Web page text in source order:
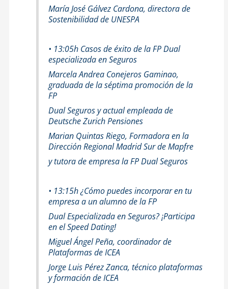
María José Gálvez Cardona, directora de
Sostenibilidad de UNESPA
• 13:05h Casos de éxito de la FP Dual
especializada en Seguros
Marcela Andrea Conejeros Gaminao,
graduada de la séptima promoción de la
FP
Dual Seguros y actual empleada de
Deutsche Zurich Pensiones
Marian Quintas Riego, Formadora en la
Dirección Regional Madrid Sur de Mapfre
y tutora de empresa la FP Dual Seguros
• 13:15h ¿Cómo puedes incorporar en tu
empresa a un alumno de la FP
Dual Especializada en Seguros? ¡Participa
en el Speed Dating!
Miguel Ángel Peña, coordinador de
Plataformas de ICEA
Jorge Luis Pérez Zanca, técnico plataformas
y formación de ICEA